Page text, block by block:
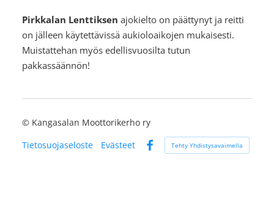
Pirkkalan Lenttiksen ⁠⁠⁠⁠⁠⁠⁠ajokielto on päättynyt ja reitti
on jälleen käytettävissä aukioloaikojen mukaisesti.
Muistattehan myös edellisvuosilta tutun
pakkassäännön!
© Kangasalan Moottorikerho ry
Tietosuojaseloste
Evästeet
Facebook
Tehty Yhdistysavaimella